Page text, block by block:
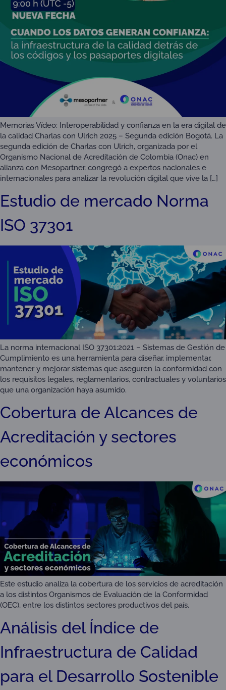
Memorias Vídeo: Interoperabilidad y confianza en la era digital de
la calidad Charlas con Ulrich 2025 – Segunda edición Bogotá. La
segunda edición de Charlas con Ulrich, organizada por el
Organismo Nacional de Acreditación de Colombia (Onac) en
alianza con Mesopartner, congregó a expertos nacionales e
internacionales para analizar la revolución digital que vive la […]
Estudio de mercado Norma
ISO 37301
La norma internacional ISO 37301:2021 – Sistemas de Gestión de
Cumplimiento es una herramienta para diseñar, implementar,
mantener y mejorar sistemas que aseguren la conformidad con
los requisitos legales, reglamentarios, contractuales y voluntarios
que una organización haya asumido.
Cobertura de Alcances de
Acreditación y sectores
económicos
Este estudio analiza la cobertura de los servicios de acreditación
a los distintos Organismos de Evaluación de la Conformidad
(OEC), entre los distintos sectores productivos del país.
Análisis del Índice de
Infraestructura de Calidad
para el Desarrollo Sostenible